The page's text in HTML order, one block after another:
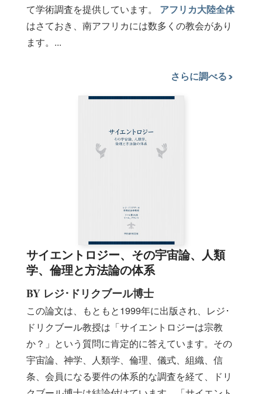
て学術調査を提供しています。 アフリカ大陸全体
はさておき、南アフリカには数多くの教会があり
ます。...
さらに調べる
サイエントロジー、その宇宙論、人類
学、倫理と方法論の体系
BY レジ･ドリクブール博士
この論文は、もともと1999年に出版され、レジ･
ドリクブール教授は「サイエントロジーは宗教
か？」という質問に肯定的に答えています。その
宇宙論、神学、人類学、倫理、儀式、組織、信
条、会員になる要件の体系的な調査を経て、ドリ